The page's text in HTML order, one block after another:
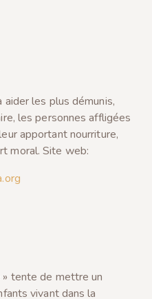
les plus démunis,
les personnes affligées
apportant nourriture,
moral. Site web:
» tente de mettre un
vivant dans la